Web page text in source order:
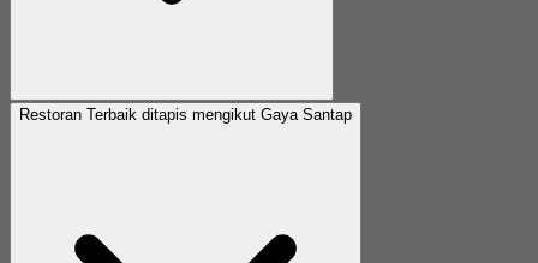
Restoran Terbaik ditapis mengikut Gaya Santap